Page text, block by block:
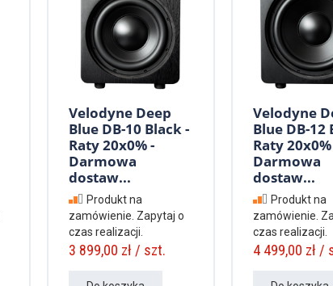
Velodyne Deep
Blue DB-10 Black -
Raty 20x0% -
Darmowa
dostaw...
Produkt na
zamówienie. Zapytaj o
czas realizacji.
3 899,00 zł / szt.
Velodyne
Blue DB-12
Raty 20x0%
Darmowa
dostaw...
Produkt na
zamówienie.
czas realizacji.
4 499,00 zł /